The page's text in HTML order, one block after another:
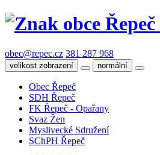
obec@repec.cz 381 287 968
velikost zobrazení normální
Obec Řepeč
SDH Řepeč
FK Řepeč - Opařany
Svaz Žen
Myslivecké Sdružení
SChPH Řepeč